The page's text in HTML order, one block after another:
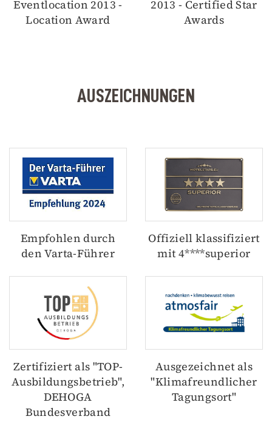
Eventlocation 2013 -
Location Award
2013 - Certified Star
Awards
AUSZEICHNUNGEN
Empfohlen durch
den Varta-Führer
Offiziell klassifiziert
mit 4****superior
Zertifiziert als "TOP-
Ausbildungsbetrieb",
DEHOGA
Bundesverband
Ausgezeichnet als
"Klimafreundlicher
Tagungsort"